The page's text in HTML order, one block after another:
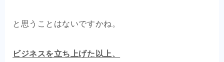
と思うことはないですかね。
ビジネスを立ち上げた以上、